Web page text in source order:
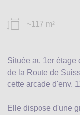
~117 m 2
Située au 1er étage
de la Route de
cette arcade d'env.
Elle dispose d'une